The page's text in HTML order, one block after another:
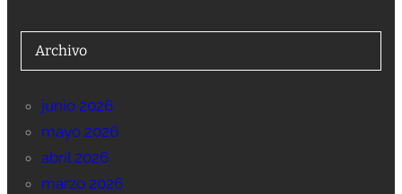
Archivo
junio 2026
mayo 2026
abril 2026
marzo 2026